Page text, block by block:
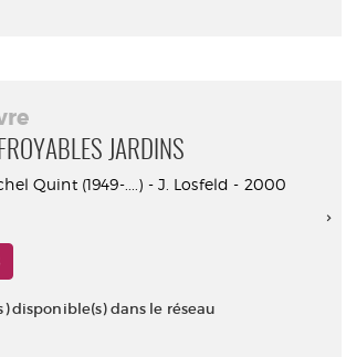
JARDINS
Quint (1949-....) - J. Losfeld - 2000
disponible(s) dans le réseau